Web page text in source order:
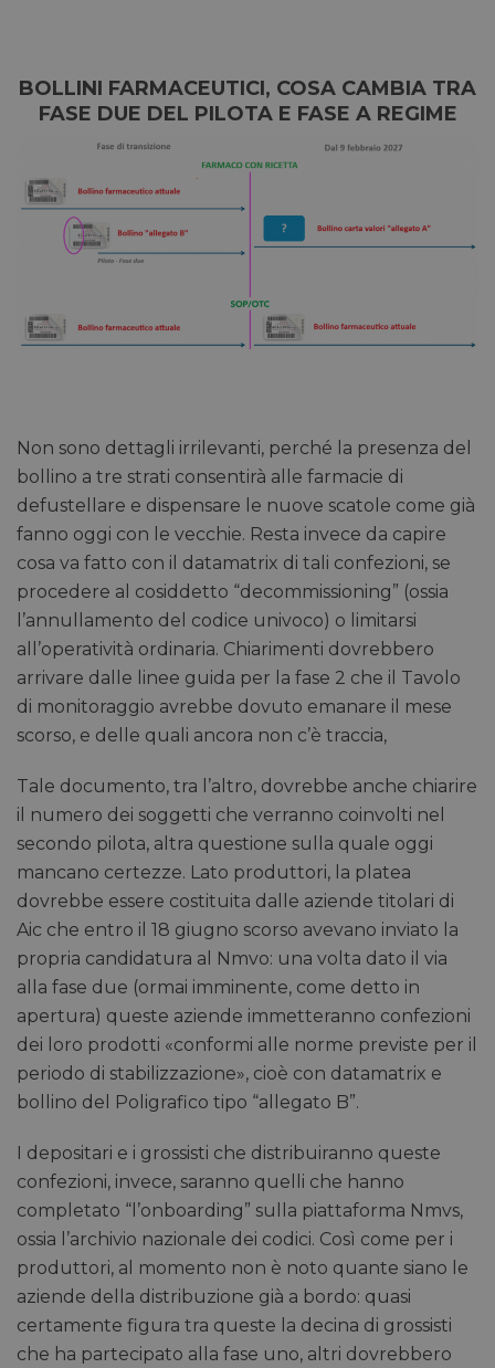
BOLLINI FARMACEUTICI, COSA CAMBIA TRA
FASE DUE DEL PILOTA E FASE A REGIME
Non sono dettagli irrilevanti, perché la presenza del
bollino a tre strati consentirà alle farmacie di
defustellare e dispensare le nuove scatole come già
fanno oggi con le vecchie. Resta invece da capire
cosa va fatto con il datamatrix di tali confezioni, se
procedere al cosiddetto “decommissioning” (ossia
l’annullamento del codice univoco) o limitarsi
all’operatività ordinaria. Chiarimenti dovrebbero
arrivare dalle linee guida per la fase 2 che il Tavolo
di monitoraggio avrebbe dovuto emanare il mese
scorso, e delle quali ancora non c’è traccia,
Tale documento, tra l’altro, dovrebbe anche chiarire
il numero dei soggetti che verranno coinvolti nel
secondo pilota, altra questione sulla quale oggi
mancano certezze. Lato produttori, la platea
dovrebbe essere costituita dalle aziende titolari di
Aic che entro il 18 giugno scorso avevano inviato la
propria candidatura al Nmvo: una volta dato il via
alla fase due (ormai imminente, come detto in
apertura) queste aziende immetteranno confezioni
dei loro prodotti «conformi alle norme previste per il
periodo di stabilizzazione», cioè con datamatrix e
bollino del Poligrafico tipo “allegato B”.
I depositari e i grossisti che distribuiranno queste
confezioni, invece, saranno quelli che hanno
completato “l’onboarding” sulla piattaforma Nmvs,
ossia l’archivio nazionale dei codici. Così come per i
produttori, al momento non è noto quante siano le
aziende della distribuzione già a bordo: quasi
certamente figura tra queste la decina di grossisti
che ha partecipato alla fase uno, altri dovrebbero